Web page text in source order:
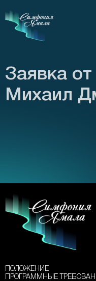
Заявка
Михаил
ПОЛОЖЕНИЕ
ПРОГРАММНЫЕ